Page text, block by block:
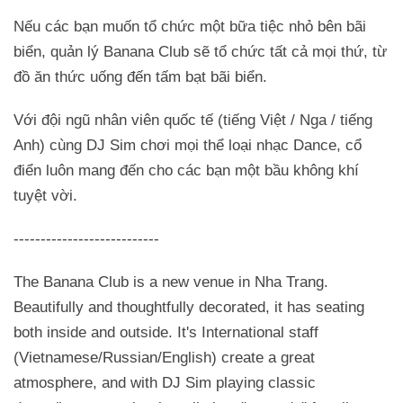
Nếu các bạn muốn tổ chức một bữa tiệc nhỏ bên bãi
biển, quản lý Banana Club sẽ tổ chức tất cả mọi thứ, từ
đồ ăn thức uống đến tấm bạt bãi biển.
Với đội ngũ nhân viên quốc tế (tiếng Việt / Nga / tiếng
Anh) cùng DJ Sim chơi mọi thể loại nhạc Dance, cổ
điển luôn mang đến cho các bạn một bầu không khí
tuyệt vời.
---------------------------
The Banana Club is a new venue in Nha Trang.
Beautifully and thoughtfully decorated, it has seating
both inside and outside. It's International staff
(Vietnamese/Russian/English) create a great
atmosphere, and with DJ Sim playing classic